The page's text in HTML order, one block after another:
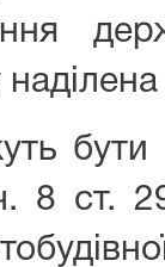
бути
8 ст.